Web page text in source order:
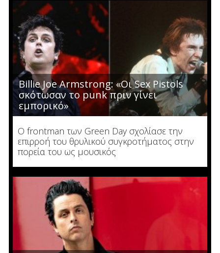
Billie Joe Armstrong: «Οι Sex Pistols
σκότωσαν το punk πριν γίνει
εμπορικό»
Ο frontman των Green Day σχολίασε την
επιρροή του θρυλικού συγκροτήματος στην
πορεία του ως μουσικός